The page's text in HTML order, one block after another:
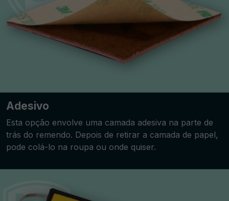
Adesivo
Esta opção envolve uma camada adesiva na parte de
trás do remendo. Depois de retirar a camada de papel,
pode colá-lo na roupa ou onde quiser.